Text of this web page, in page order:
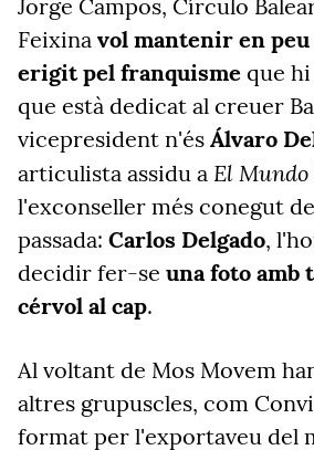
Jorge Campos, Círculo
Feixina vol mantenir en
erigit pel franquisme que hi
que està dedicat al creuer
vicepresident n'és Álvaro
articulista assidu a El Mundo
l'exconseller més conegut
passada: Carlos Delgado,
decidir fer-se una foto amb
cérvol al cap.
Al voltant de Mos Movem
altres grupuscles, com
format per l'exportaveu del